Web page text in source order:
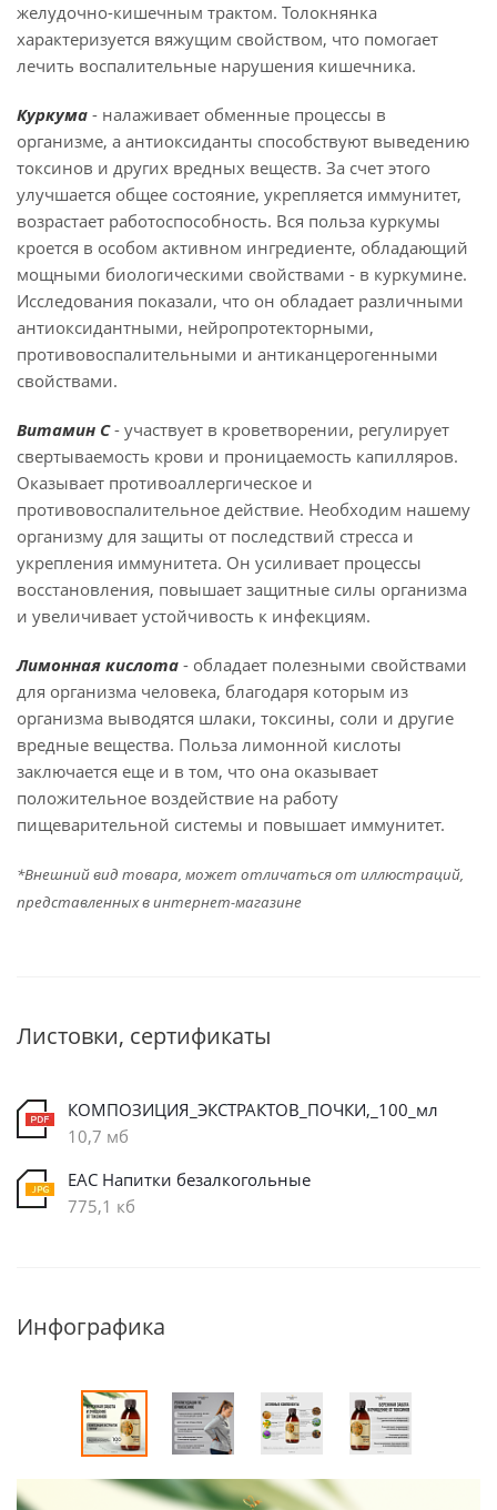
желудочно-кишечным трактом. Толокнянка
характеризуется вяжущим свойством, что помогает
лечить воспалительные нарушения кишечника.
Куркума - налаживает обменные процессы в
организме, а антиоксиданты способствуют выведению
токсинов и других вредных веществ. За счет этого
улучшается общее состояние, укрепляется иммунитет,
возрастает работоспособность. Вся польза куркумы
кроется в особом активном ингредиенте, обладающий
мощными биологическими свойствами - в куркумине.
Исследования показали, что он обладает различными
антиоксидантными, нейропротекторными,
противовоспалительными и антиканцерогенными
свойствами.
Витамин С- участвует в кроветворении, регулирует
свертываемость крови и проницаемость капилляров.
Оказывает противоаллергическое и
противовоспалительное действие. Необходим нашему
организму для защиты от последствий стресса и
укрепления иммунитета. Он усиливает процессы
восстановления, повышает защитные силы организма
и увеличивает устойчивость к инфекциям.
Лимонная кислота - обладает полезными свойствами
для организма человека, благодаря которым из
организма выводятся шлаки, токсины, соли и другие
вредные вещества. Польза лимонной кислоты
заключается еще и в том, что она оказывает
положительное воздействие на работу
пищеварительной системы и повышает иммунитет.
*Внешний вид товара, может отличаться от иллюстраций,
представленных в интернет-магазине
Листовки, сертификаты
КОМПОЗИЦИЯ_ЭКСТРАКТОВ_ПОЧКИ,_100_мл
10,7 мб
EAC Напитки безалкогольные
775,1 кб
Инфографика